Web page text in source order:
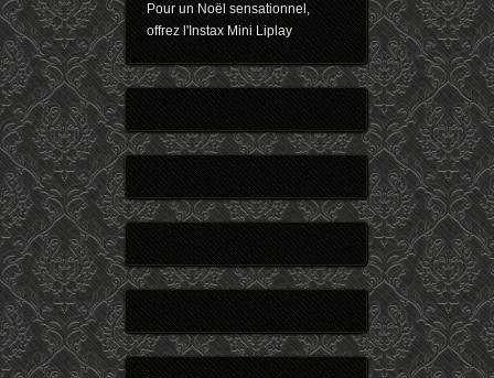
Pour un Noël sensationnel,
offrez l'Instax Mini Liplay